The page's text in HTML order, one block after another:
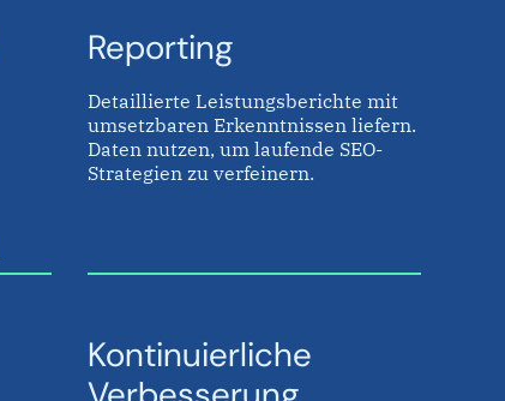
Reporting
Detaillierte Leistungsberichte mit
umsetzbaren Erkenntnissen liefern.
Daten nutzen, um laufende SEO-
Strategien zu verfeinern.
Kontinuierliche